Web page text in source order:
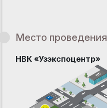
Место проведения
НВК «Узэкспоцентр»